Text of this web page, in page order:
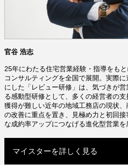
官谷 浩志
25年にわたる住宅営業経験・指導をも
コンサルティングを全国で展開。実際
にした「レビュー研修」は、気づきが
る感動型研修として、多くの経営者の
獲得が難しい近年の地域工務店の現状
の改善に重点を置き、見極め力と初回
な成約率アップにつなげる進化型営業を
マイスターを詳しく見る